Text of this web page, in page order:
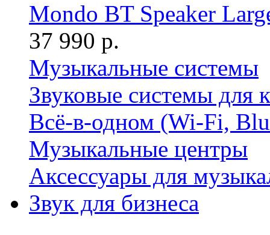
Mondo BT Speaker
37 990 р.
Музыкальные системы
Звуковые системы для
Всё-в-одном (Wi-Fi,
Музыкальные центры
Аксессуары для
Звук для бизнеса